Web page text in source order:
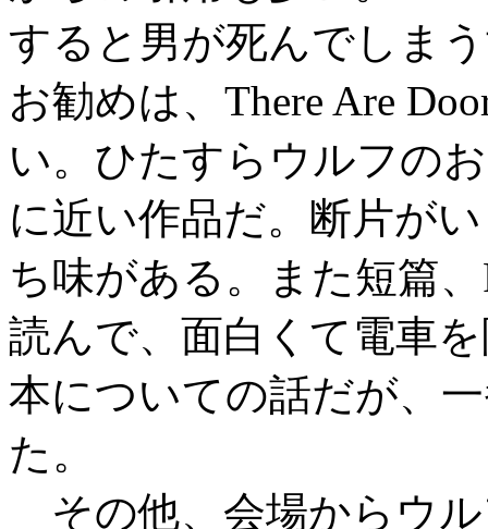
すると男が死んでしま
お勧めは、There Are
い。ひたすらウルフの
に近い作品だ。断片が
ち味がある。また短篇
読んで、面白くて電車
本についての話だが、
た。
その他、会場からウ